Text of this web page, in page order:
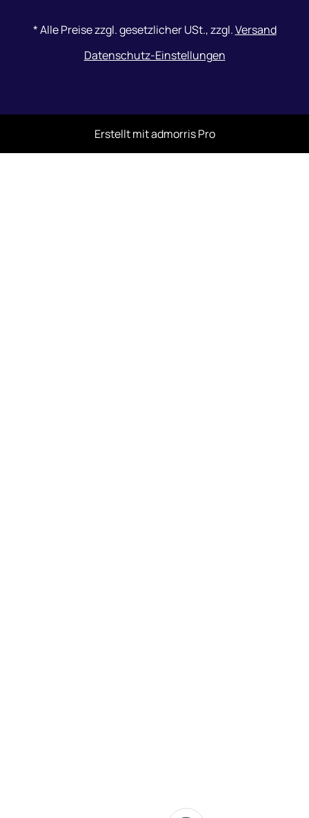
*Alle Preise zzgl. gesetzlicher USt., zzgl.Versand
Datenschutz-Einstellungen
Erstellt mitadmorris Pro